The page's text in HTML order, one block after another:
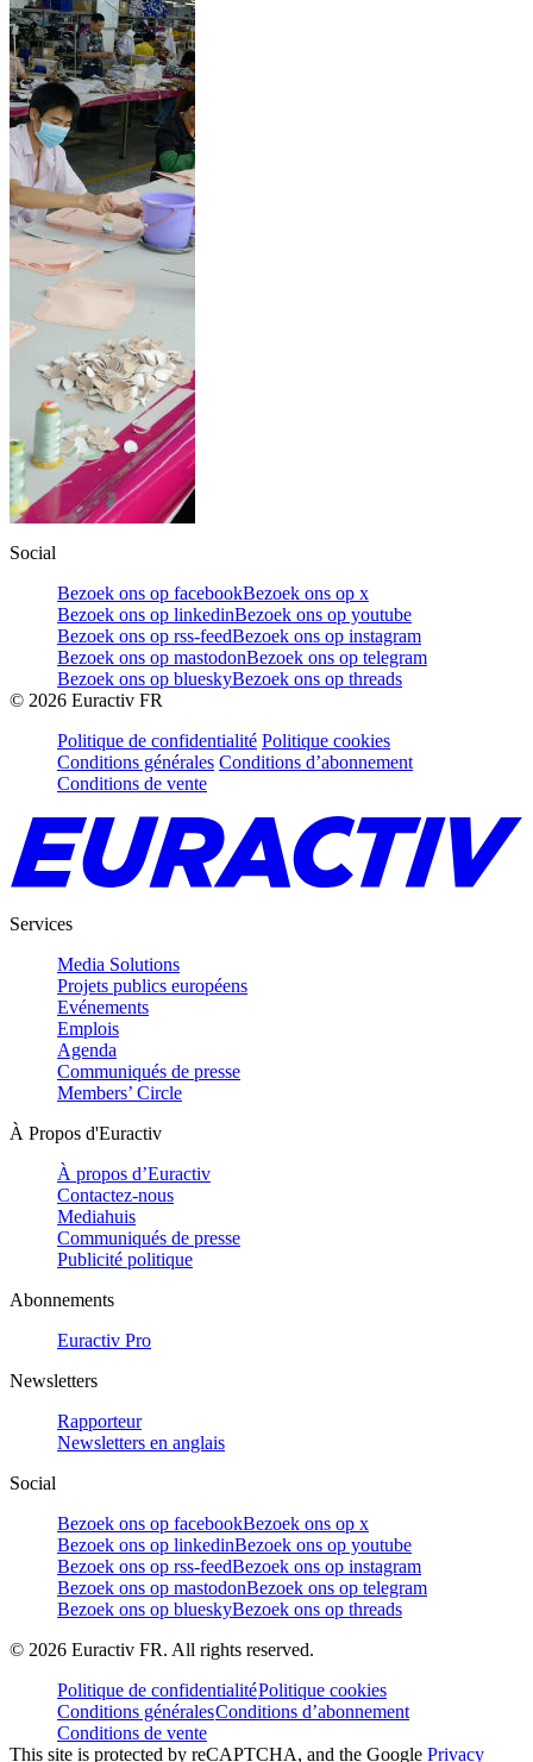
Social
Bezoek ons op facebookBezoek ons op x
Bezoek ons op linkedinBezoek ons op youtube
Bezoek ons op rss-feedBezoek ons op instagram
Bezoek ons op mastodonBezoek ons op telegram
Bezoek ons op blueskyBezoek ons op threads
© 2026 Euractiv FR
Politique de confidentialité Politique cookies
Conditions générales Conditions d’abonnement
Conditions de vente
Services
Media Solutions
Projets publics européens
Evénements
Emplois
Agenda
Communiqués de presse
Members’ Circle
À Propos d'Euractiv
À propos d’Euractiv
Contactez-nous
Mediahuis
Communiqués de presse
Publicité politique
Abonnements
Euractiv Pro
Newsletters
Rapporteur
Newsletters en anglais
Social
Bezoek ons op facebookBezoek ons op x
Bezoek ons op linkedinBezoek ons op youtube
Bezoek ons op rss-feedBezoek ons op instagram
Bezoek ons op mastodonBezoek ons op telegram
Bezoek ons op blueskyBezoek ons op threads
© 2026 Euractiv FR. All rights reserved.
Politique de confidentialitéPolitique cookies
Conditions généralesConditions d’abonnement
Conditions de vente
This site is protected by reCAPTCHA, and the Google Privacy